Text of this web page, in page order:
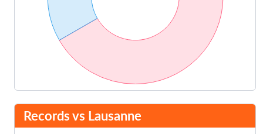
Records vs Lausanne